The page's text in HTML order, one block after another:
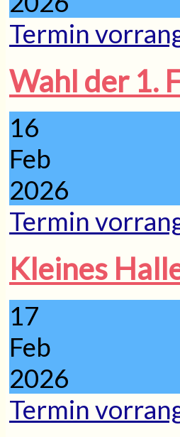
Termin
Wahl der 1.
16
Feb
2026
Termin
Kleines
17
Feb
2026
Termin